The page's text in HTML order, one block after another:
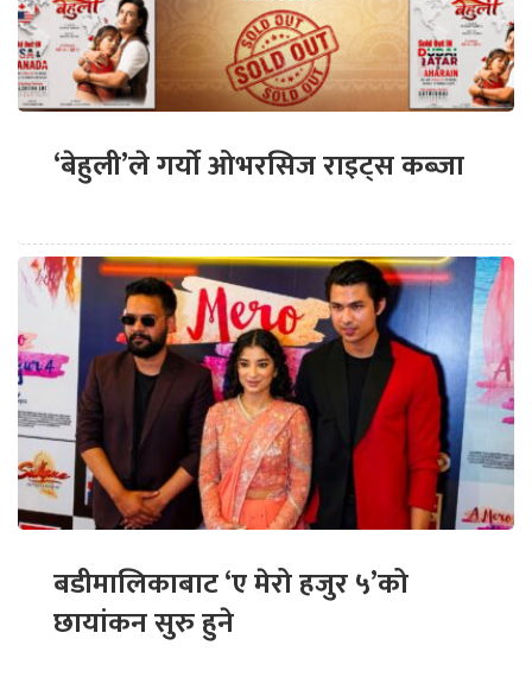
‘बेहुली’ले गर्यो ओभरसिज राइट्स कब्जा
बडीमालिकाबाट ‘ए मेरो हजुर ५’को
छायांकन सुरु हुने